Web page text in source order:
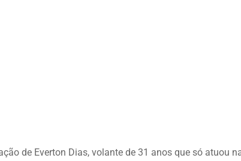
de Everton Dias, volante de 31 anos que só atuou